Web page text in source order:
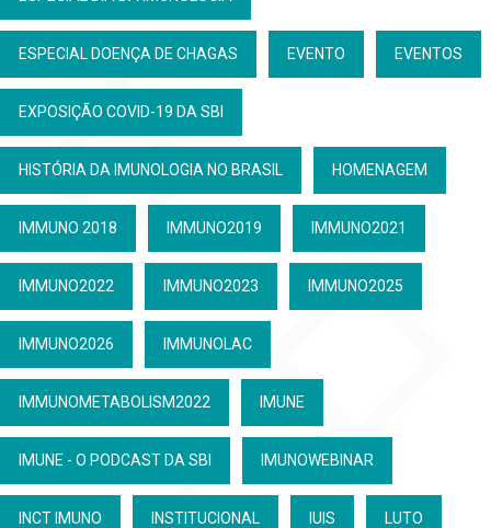
ESPECIAL DOENÇA DE CHAGAS EVENTO EVENTOS
EXPOSIÇÃO COVID-19 DA SBI
HISTÓRIA DA IMUNOLOGIA NO BRASIL HOMENAGEM
IMMUNO 2018 IMMUNO2019 IMMUNO2021
IMMUNO2022 IMMUNO2023 IMMUNO2025
IMMUNO2026 IMMUNOLAC
IMMUNOMETABOLISM2022 IMUNE
IMUNE - O PODCAST DA SBI IMUNOWEBINAR
INCT IMUNO INSTITUCIONAL IUIS LUTO